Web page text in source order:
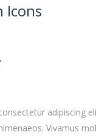
Icons
adipiscing
Vivamus